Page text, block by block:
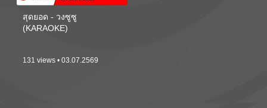
สุดยอด - วงซูซู
(KARAOKE)
131 views • 03.07.2569